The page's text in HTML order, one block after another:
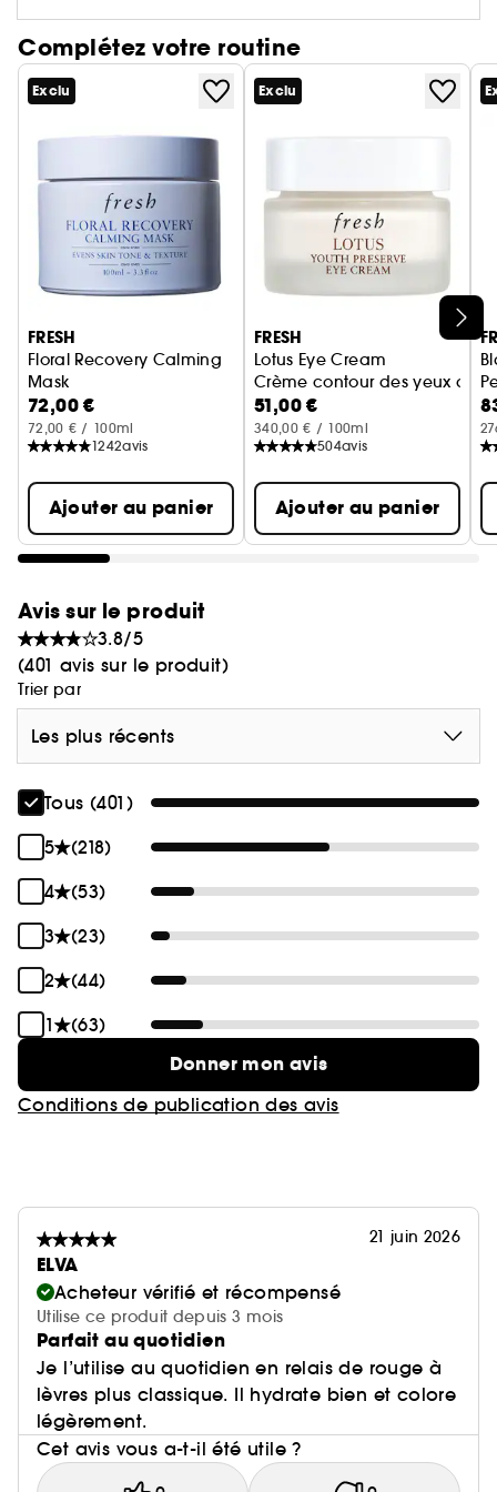
-Coral: un corail vif
-Papaya: un rose corail
-Icon : un rouge classique
-Plum: un prune intense
-Honey: un terracotta chaud
-Cocoa: un brun intense
-Peony: un mauve doux
Complétez votre routine
Exclu
FRESH
Floral Recovery Calming
Mask
Masque De Nuit Apaisant Visage A La Vitamine C
72,00 €
72,00 € / 100ml
1242avis
Ajouter au panier
Exclu
FRESH
Lotus Eye Cream
Crème contour des yeux au
51,00 €
340,00 € / 100ml
504avis
Ajouter au panier
Avis sur le produit
3.8/5
(401 avis sur le produit)
Trier par
Les plus récents
Tous (401)
5
(218)
4
(53)
3
(23)
2
(44)
1
(63)
Donner mon avis
Conditions de publication des avis
21 juin 2026
ELVA
Acheteur vérifié et récompensé
Utilise ce produit depuis 3 mois
Parfait au quotidien
Je l’utilise au quotidien en relais de rouge à
lèvres plus classique. Il hydrate bien et colore
légèrement.
Cet avis vous a-t-il été utile ?